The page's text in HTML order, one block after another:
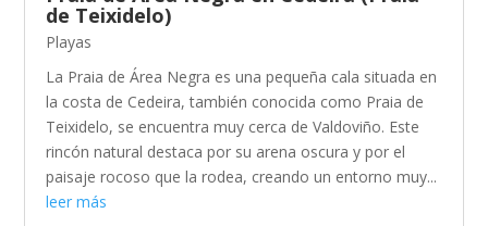
de Teixidelo)
Playas
La Praia de Área Negra es una pequeña cala situada en
la costa de Cedeira, también conocida como Praia de
Teixidelo, se encuentra muy cerca de Valdoviño. Este
rincón natural destaca por su arena oscura y por el
paisaje rocoso que la rodea, creando un entorno muy...
leer más